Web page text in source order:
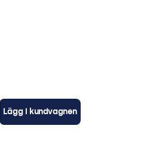
Lägg i kundvagnen